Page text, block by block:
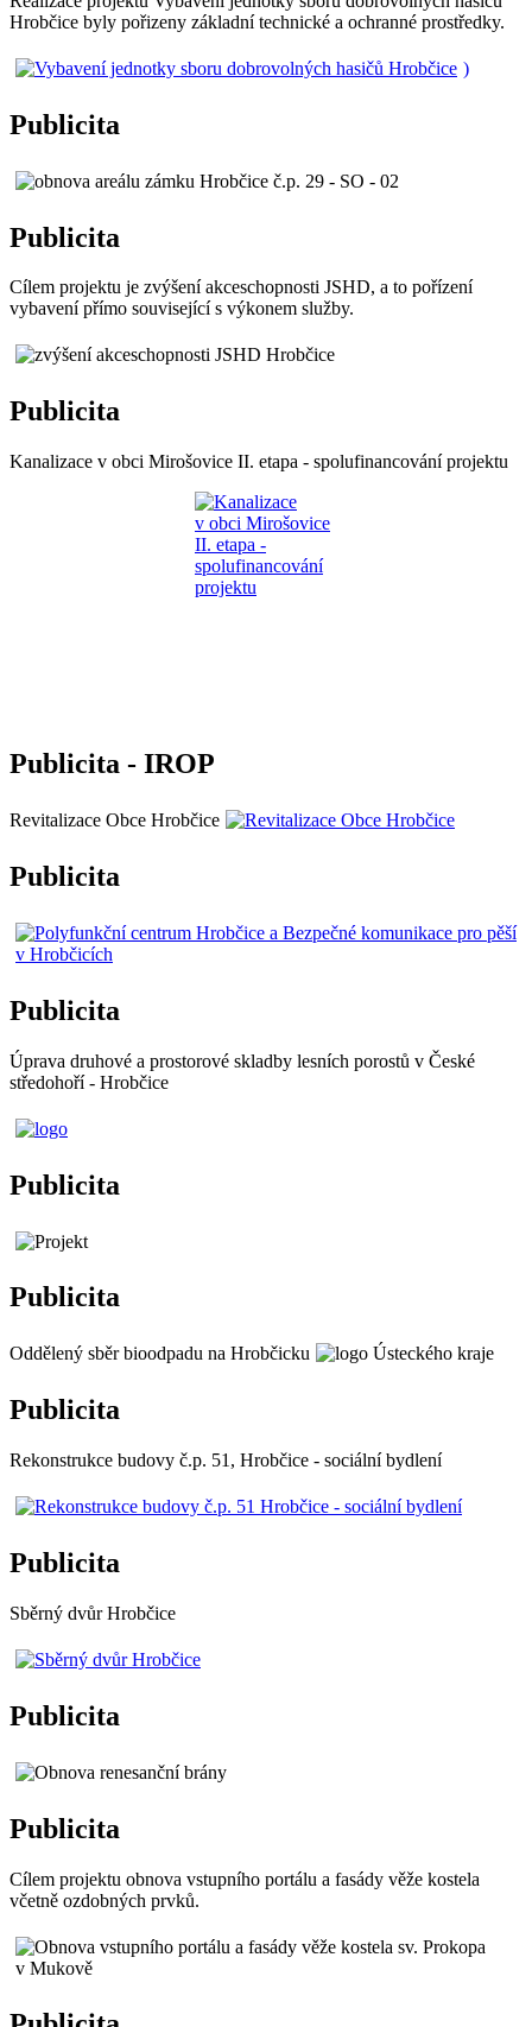
Hrobčice byly pořizeny základní technické a ochranné prostředky.
)
Publicita
Publicita
Cílem projektu je zvýšení akceschopnosti JSHD, a to pořízení
vybavení přímo související s výkonem služby.
Publicita
Kanalizace v obci Mirošovice II. etapa - spolufinancování projektu
Publicita - IROP
Revitalizace Obce Hrobčice
Publicita
Publicita
Úprava druhové a prostorové skladby lesních porostů v České
středohoří - Hrobčice
Publicita
Publicita
Oddělený sběr bioodpadu na Hrobčicku
Publicita
Rekonstrukce budovy č.p. 51, Hrobčice - sociální bydlení
Publicita
Sběrný dvůr Hrobčice
Publicita
Publicita
Cílem projektu obnova vstupního portálu a fasády věže kostela
včetně ozdobných prvků.